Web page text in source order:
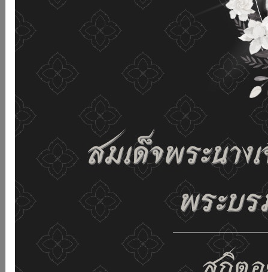
เว็บไซต์นี้โดยไม่มีการปรับตั้งค่าใดๆ แสดงว่าท่านยินยอมที่จะ
รับคุกกี้บนเว็บไซต์ และนโยบายสิทธิส่วนบุคคลของเรา
ดูรายละเอียด ยอมรับทั้งหมด
02-659-6811 saraban@dop.mail.go.th
เปลี่ยนการแสดงผล
ก-ก